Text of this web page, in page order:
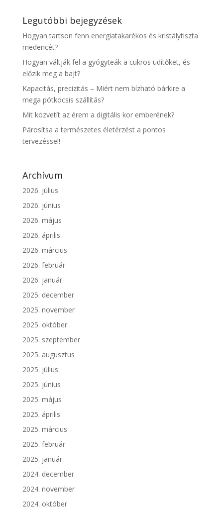
Legutóbbi bejegyzések
Hogyan tartson fenn energiatakarékos és kristálytiszta
medencét?
Hogyan váltják fel a gyógyteák a cukros üdítőket, és
előzik meg a bajt?
Kapacitás, precizitás – Miért nem bízható bárkire a
mega pótkocsis szállítás?
Mit közvetít az érem a digitális kor emberének?
Párosítsa a természetes életérzést a pontos
tervezéssel!
Archívum
2026. július
2026. június
2026. május
2026. április
2026. március
2026. február
2026. január
2025. december
2025. november
2025. október
2025. szeptember
2025. augusztus
2025. július
2025. június
2025. május
2025. április
2025. március
2025. február
2025. január
2024. december
2024. november
2024. október